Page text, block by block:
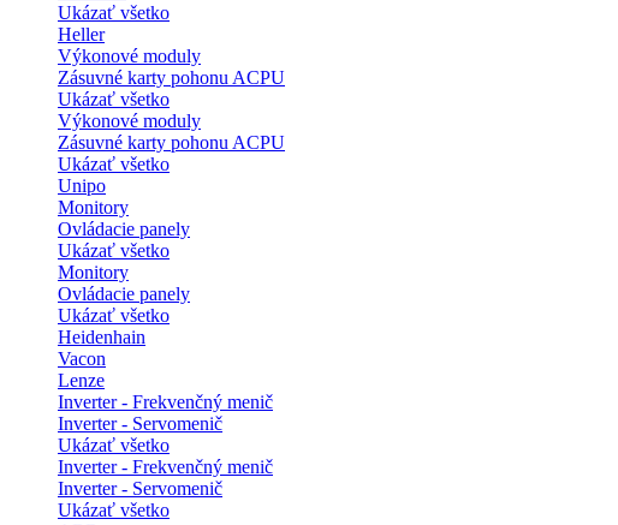
Ukázať všetko
Heller
Výkonové moduly
Zásuvné karty pohonu ACPU
Ukázať všetko
Výkonové moduly
Zásuvné karty pohonu ACPU
Ukázať všetko
Unipo
Monitory
Ovládacie panely
Ukázať všetko
Monitory
Ovládacie panely
Ukázať všetko
Heidenhain
Vacon
Lenze
Inverter - Frekvenčný menič
Inverter - Servomenič
Ukázať všetko
Inverter - Frekvenčný menič
Inverter - Servomenič
Ukázať všetko